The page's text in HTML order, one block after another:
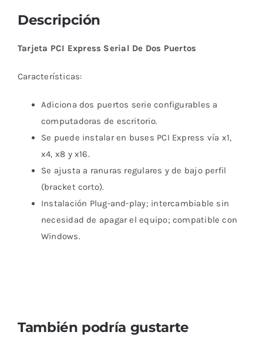
Descripción
Tarjeta PCI Express Serial De Dos Puertos
Características:
Adiciona dos puertos serie configurables a
computadoras de escritorio.
Se puede instalar en buses PCI Express vía x1,
x4, x8 y x16.
Se ajusta a ranuras regulares y de bajo perfil
(bracket corto).
Instalación Plug-and-play; intercambiable sin
necesidad de apagar el equipo; compatible con
Windows.
También podría gustarte